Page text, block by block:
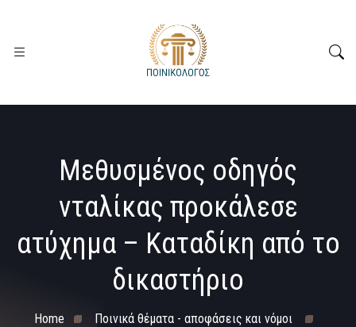
Μεθυσμένος οδηγός
νταλίκας προκάλεσε
ατύχημα – Καταδίκη από το
δικαστήριο
Home
Ποινικά θέματα - αποφάσεις και νόμοι